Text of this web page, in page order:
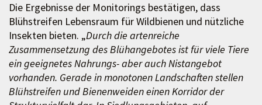
Die Ergebnisse der Monitorings bestätigen, dass
Blühstreifen Lebensraum für Wildbienen und nützliche
Insekten bieten. „Durch die artenreiche
Zusammensetzung des Blühangebotes ist für viele Tiere
ein geeignetes Nahrungs- aber auch Nistangebot
vorhanden. Gerade in monotonen Landschaften stellen
Blühstreifen und Bienenweiden einen Korridor der